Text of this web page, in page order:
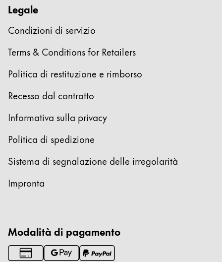
Casi
Quaderni
Regali e incisione
LAMY pico Lx
Ispirazione
LAMY x Kunstpalast
Scrittura creativa
Cultura aziendale
Legale
Condizioni di servizio
Terms & Conditions for Retailers
Politica di restituzione e rimborso
Recesso dal contratto
Informativa sulla privacy
Politica di spedizione
Sistema di segnalazione delle irregolarità
Impronta
Modalità di pagamento